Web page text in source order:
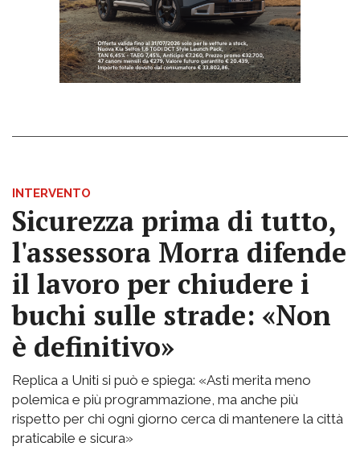
INTERVENTO
Sicurezza prima di tutto,
l'assessora Morra difende
il lavoro per chiudere i
buchi sulle strade: «Non
è definitivo»
Replica a Uniti si può e spiega: «Asti merita meno
polemica e più programmazione, ma anche più
rispetto per chi ogni giorno cerca di mantenere la città
praticabile e sicura»